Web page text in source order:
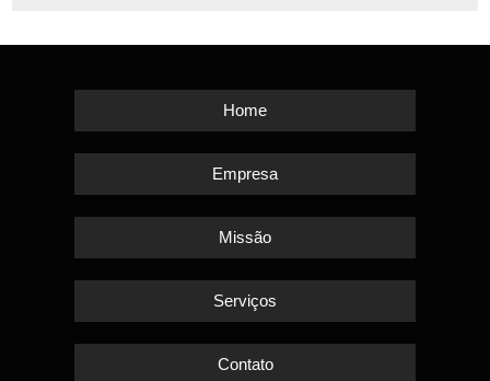
Home
Empresa
Missão
Serviços
Contato